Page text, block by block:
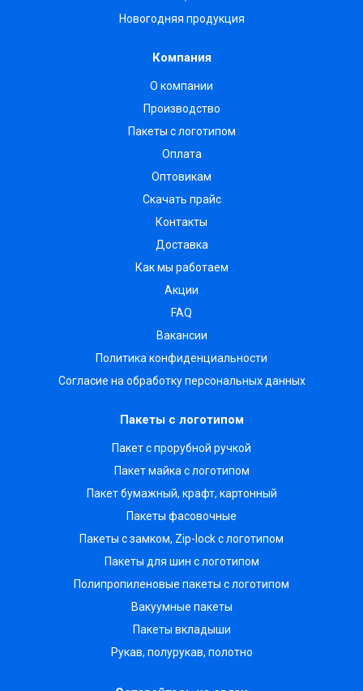
Новогодняя продукция
Компания
О компании
Производство
Пакеты с логотипом
Оплата
Оптовикам
Скачать прайс
Контакты
Доставка
Как мы работаем
Акции
FAQ
Вакансии
Политика конфиденциальности
Согласие на обработку персональных данных
Пакеты с логотипом
Пакет с прорубной ручкой
Пакет майка с логотипом
Пакет бумажный, крафт, картонный
Пакеты фасовочные
Пакеты с замком, Zip-lock с логотипом
Пакеты для шин с логотипом
Полипропиленовые пакеты с логотипом
Вакуумные пакеты
Пакеты вкладыши
Рукав, полурукав, полотно